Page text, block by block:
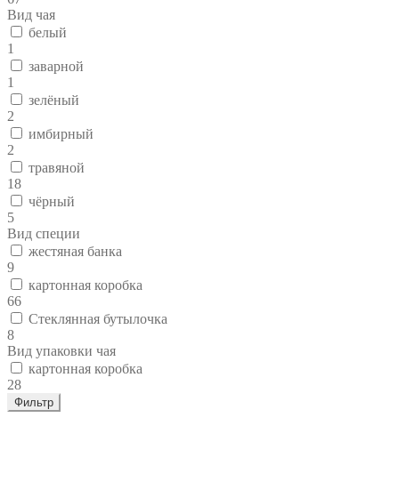
Вид чая
белый
1
заварной
1
зелёный
2
имбирный
2
травяной
18
чёрный
5
Вид специи
жестяная банка
9
картонная коробка
66
Стеклянная бутылочка
8
Вид упаковки чая
картонная коробка
28
Фильтр